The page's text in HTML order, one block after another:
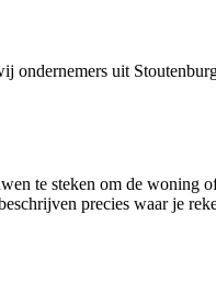
ondernemers uit
te steken om de woning
precies waar je